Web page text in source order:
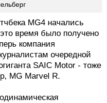
MG4 начались
время было получено
компания
очередной
SAIC Motor - тоже
MG Marvel R.